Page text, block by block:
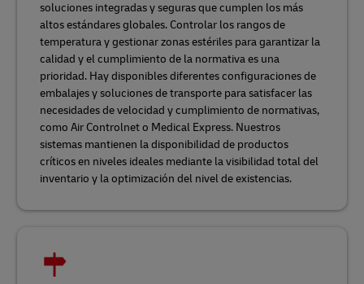
soluciones integradas y seguras que cumplen los más
altos estándares globales. Controlar los rangos de
temperatura y gestionar zonas estériles para garantizar la
calidad y el cumplimiento de la normativa es una
prioridad. Hay disponibles diferentes configuraciones de
embalajes y soluciones de transporte para satisfacer las
necesidades de velocidad y cumplimiento de normativas,
como Air Controlnet o Medical Express. Nuestros
sistemas mantienen la disponibilidad de productos
críticos en niveles ideales mediante la visibilidad total del
inventario y la optimización del nivel de existencias.